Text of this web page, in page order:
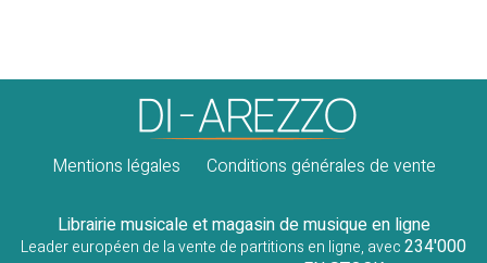
Mentions légales Conditions générales de vente
Librairie musicale et magasin de musique en ligne
Leader européen de la vente de partitions en ligne, avec234'000